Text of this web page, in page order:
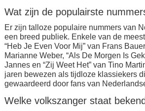
Wat zijn de populairste
Er zijn talloze populaire nummers van
een breed publiek. Enkele van de
“Heb Je Even Voor Mij” van Frans
Marianne Weber, “Als De Morgen Is
Jannes en “Zij Weet Het” van Tino
jaren bewezen als tijdloze klassiekers
gewaardeerd door fans van
Welke volkszanger staat